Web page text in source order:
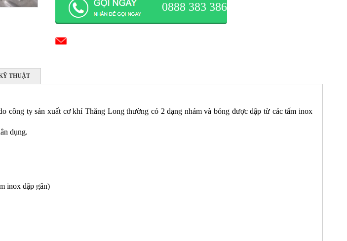
0888 383 386
THUẬT
công ty sản xuất cơ khí Thăng Long thường có 2 dạng nhám và bóng được dập từ các tấm inox
dụng.
inox dập gân)